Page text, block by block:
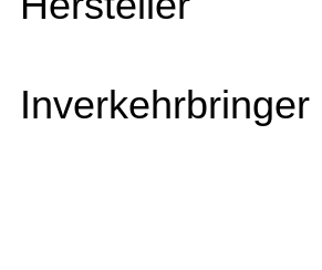
Inverkehrbringer